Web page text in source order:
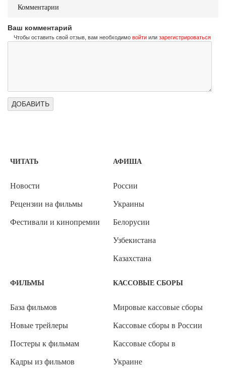
Комментарии
Ваш комментарий
Чтобы оставить свой отзыв, вам необходимо войти или зарегистрироваться
ЧИТАТЬ
Новости
Рецензии на фильмы
Фестивали и кинопремии
АФИША
России
Украины
Белорусии
Узбекистана
Казахстана
ФИЛЬМЫ
База фильмов
Новые трейлеры
Постеры к фильмам
Кадры из фильмов
КАССОВЫЕ СБОРЫ
Мировые кассовые сборы
Кассовые сборы в России
Кассовые сборы в
Украине